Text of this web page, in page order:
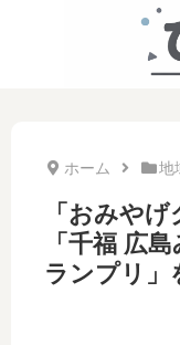
ホーム 地
「おみや
「千福 広
ランプリ」